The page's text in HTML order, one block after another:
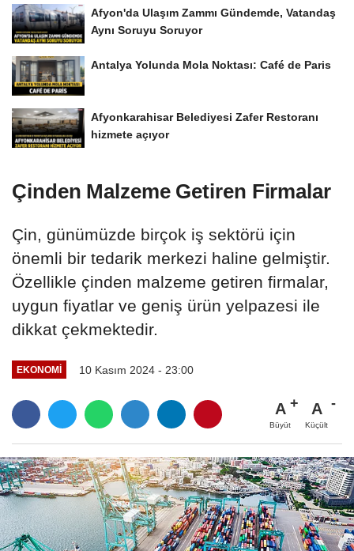
Afyon'da Ulaşım Zammı Gündemde, Vatandaş
Aynı Soruyu Soruyor
Antalya Yolunda Mola Noktası: Café de Paris
Afyonkarahisar Belediyesi Zafer Restoranı
hizmete açıyor
Çinden Malzeme Getiren Firmalar
Çin, günümüzde birçok iş sektörü için
önemli bir tedarik merkezi haline gelmiştir.
Özellikle çinden malzeme getiren firmalar,
uygun fiyatlar ve geniş ürün yelpazesi ile
dikkat çekmektedir.
EKONOMI 10 Kasım 2024 - 23:00
A
Büyüt
A
Küçült